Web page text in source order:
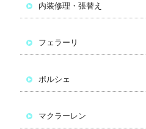
内装修理・張替え
フェラーリ
ポルシェ
マクラーレン